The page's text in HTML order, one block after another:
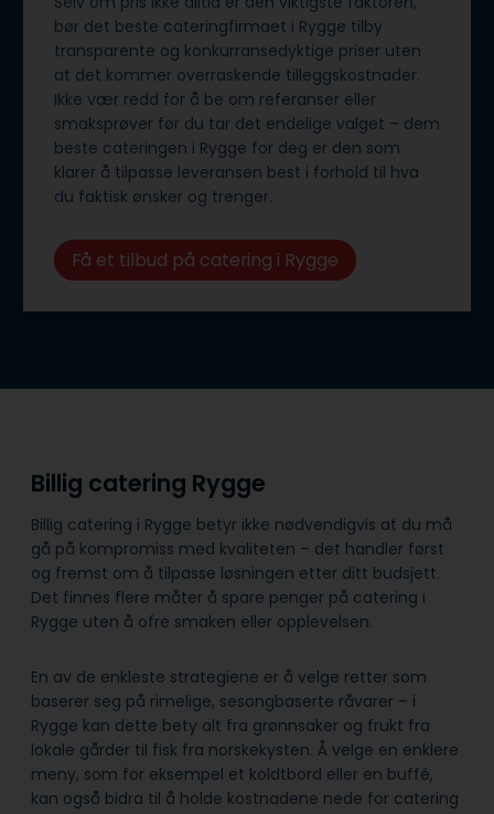
bør det beste cateringfirmaet i Rygge tilby
transparente og konkurransedyktige priser uten
at det kommer overraskende tilleggskostnader.
Ikke vær redd for å be om referanser eller
smaksprøver før du tar det endelige valget – dem
beste cateringen i Rygge for deg er den som
klarer å tilpasse leveransen best i forhold til hva
du faktisk ønsker og trenger.
Få et tilbud på catering i Rygge
Billig catering Rygge
Billig catering i Rygge betyr ikke nødvendigvis at du må
gå på kompromiss med kvaliteten – det handler først
og fremst om å tilpasse løsningen etter ditt budsjett.
Det finnes flere måter å spare penger på catering i
Rygge uten å ofre smaken eller opplevelsen.
En av de enkleste strategiene er å velge retter som
baserer seg på rimelige, sesongbaserte råvarer – i
Rygge kan dette bety alt fra grønnsaker og frukt fra
lokale gårder til fisk fra norskekysten. Å velge en enklere
meny, som for eksempel et koldtbord eller en buffé,
kan også bidra til å holde kostnadene nede for catering